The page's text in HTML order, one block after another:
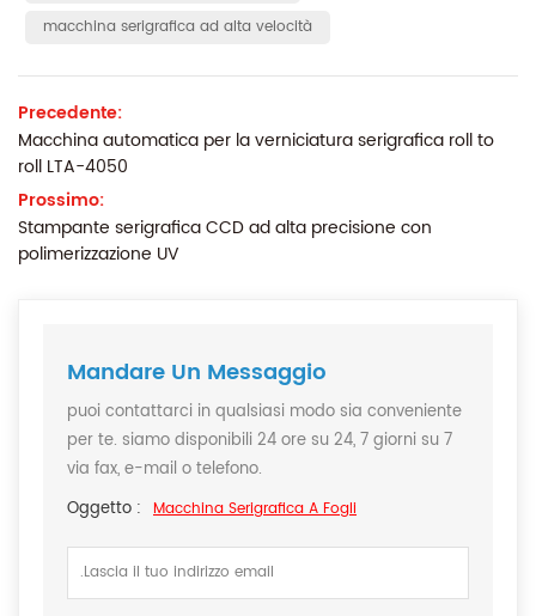
macchina serigrafica ad alta velocità
Precedente:
Macchina automatica per la verniciatura serigrafica roll to
roll LTA-4050
Prossimo:
Stampante serigrafica CCD ad alta precisione con
polimerizzazione UV
Mandare Un Messaggio
puoi contattarci in qualsiasi modo sia conveniente
per te. siamo disponibili 24 ore su 24, 7 giorni su 7
via fax, e-mail o telefono.
Oggetto : Macchina Serigrafica A Fogli